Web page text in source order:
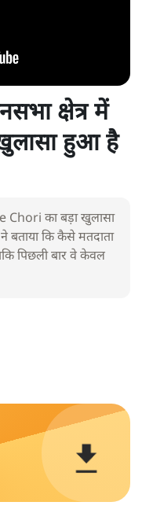
क्षेत्र में
हुआ है
Chori का बड़ा खुलासा
बताया कि कैसे मतदाता
पिछली बार वे केवल